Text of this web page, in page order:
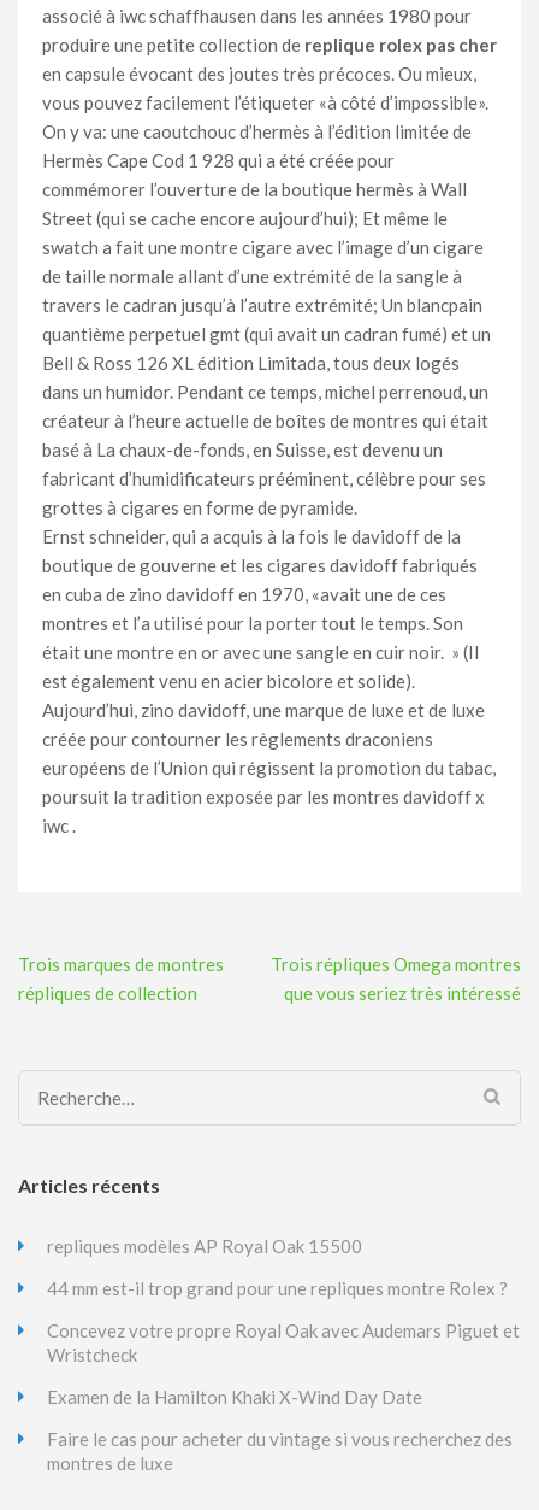
associé à iwc schaffhausen dans les années 1980 pour
produire une petite collection de replique rolex pas cher
en capsule évocant des joutes très précoces. Ou mieux,
vous pouvez facilement l’étiqueter «à côté d’impossible».
On y va: une caoutchouc d’hermès à l’édition limitée de
Hermès Cape Cod 1 928 qui a été créée pour
commémorer l’ouverture de la boutique hermès à Wall
Street (qui se cache encore aujourd’hui); Et même le
swatch a fait une montre cigare avec l’image d’un cigare
de taille normale allant d’une extrémité de la sangle à
travers le cadran jusqu’à l’autre extrémité; Un blancpain
quantième perpetuel gmt (qui avait un cadran fumé) et un
Bell & Ross 126 XL édition Limitada, tous deux logés
dans un humidor. Pendant ce temps, michel perrenoud, un
créateur à l’heure actuelle de boîtes de montres qui était
basé à La chaux-de-fonds, en Suisse, est devenu un
fabricant d’humidificateurs prééminent, célèbre pour ses
grottes à cigares en forme de pyramide.
Ernst schneider, qui a acquis à la fois le davidoff de la
boutique de gouverne et les cigares davidoff fabriqués
en cuba de zino davidoff en 1970, «avait une de ces
montres et l’a utilisé pour la porter tout le temps. Son
était une montre en or avec une sangle en cuir noir. » (Il
est également venu en acier bicolore et solide).
Aujourd’hui, zino davidoff, une marque de luxe et de luxe
créée pour contourner les règlements draconiens
européens de l’Union qui régissent la promotion du tabac,
poursuit la tradition exposée par les montres davidoff x
iwc .
Navigation
de
Trois marques de montres
répliques de collection
Trois répliques Omega montres
que vous seriez très intéressé
Rechercher :
Articles récents
repliques modèles AP Royal Oak 15500
44 mm est-il trop grand pour une repliques montre Rolex ?
Concevez votre propre Royal Oak avec Audemars Piguet et
Wristcheck
Examen de la Hamilton Khaki X-Wind Day Date
Faire le cas pour acheter du vintage si vous recherchez des
montres de luxe